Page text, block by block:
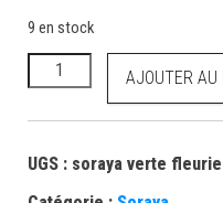
9 en stock
AJOUTER AU
UGS : soraya verte fleurie